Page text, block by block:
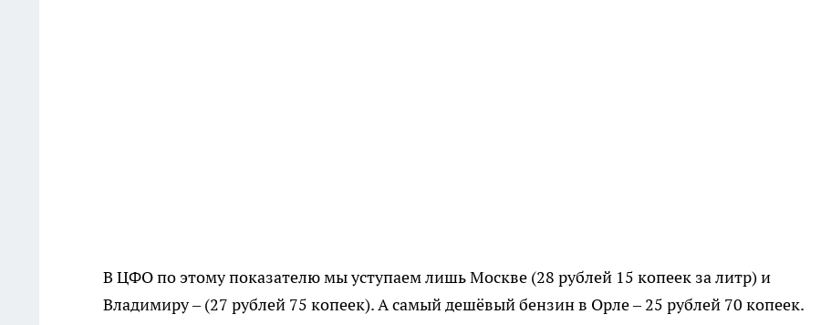
В ЦФО по этому показателю мы уступаем лишь Москве (28 рублей 15 копеек за литр) и
Владимиру – (27 рублей 75 копеек). А самый дешёвый бензин в Орле – 25 рублей 70 копеек.